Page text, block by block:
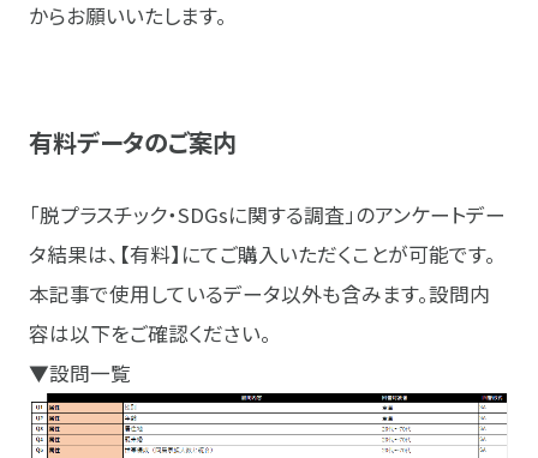
からお願いいたします。
有料データのご案内
「脱プラスチック・SDGsに関する調査」のアンケートデー
タ結果は、【有料】にてご購入いただくことが可能です。
本記事で使用しているデータ以外も含みます。設問内
容は以下をご確認ください。
▼設問一覧